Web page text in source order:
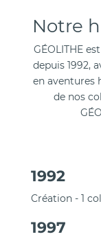
Notre
GÉOLITHE
depuis 1992,
en aventures
de nos
1992
Création - 1
1997